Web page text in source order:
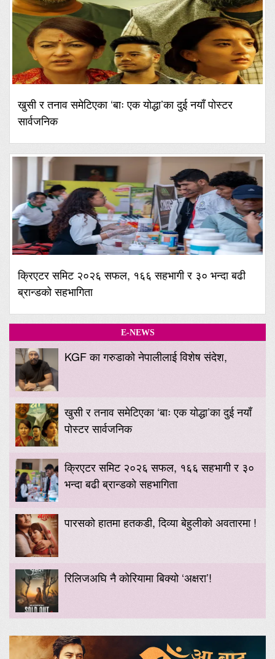
खुसी र तनाव समेटिएका ‘बाः एक योद्धा’का दुई नयाँ पोस्टर
सार्वजनिक
क्रिएटर समिट २०२६ सफल, १६६ सहभागी र ३० भन्दा बढी
ब्रान्डको सहभागिता
E-NEWS
KGF का गरुडाको नेपालीलाई विशेष संदेश,
खुसी र तनाव समेटिएका ‘बाः एक योद्धा’का दुई नयाँ
पोस्टर सार्वजनिक
क्रिएटर समिट २०२६ सफल, १६६ सहभागी र ३०
भन्दा बढी ब्रान्डको सहभागिता
पारसको हातमा हतकडी, दिव्या बेहुलीको अवतारमा !
रिलिजअघि नै कोरियामा बिक्यो ‘अक्षरा’!